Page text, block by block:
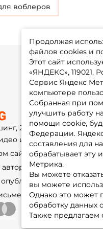
воблеров
Продолжая
файлов cookies и
Этот сайт
«ЯНДЕКС», 119021,
Сервис Яндекс
компьютере
Собранная при
улучшить работу
помощи cookie,
Федерации.
составления для
обрабатывает эту
Метрика.
Вы можете
вы можете
Однако это может
обработку данных
Также предлагаем
2009-2026
изображения и
сайте защищены
праве и не
опубликованы ещё где-
разрешения.